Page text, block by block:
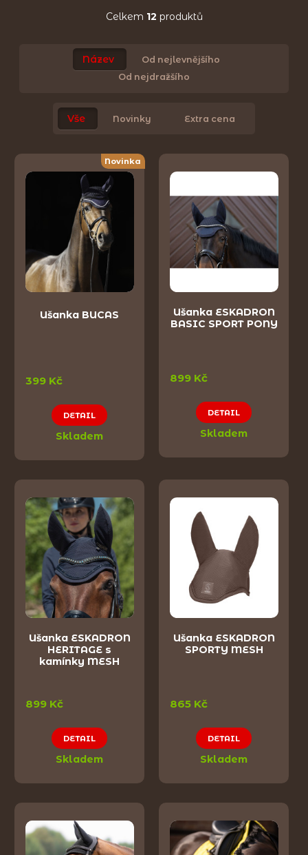
Celkem 12 produktů
Název
Od nejlevnějšího
Od nejdražšího
Vše Novinky Extra cena
Novinka
Ušanka BUCAS
399 Kč
DETAIL
Skladem
Ušanka ESKADRON
BASIC SPORT PONY
899 Kč
DETAIL
Skladem
Ušanka ESKADRON
HERITAGE s
kamínky MESH
899 Kč
DETAIL
Skladem
Ušanka ESKADRON
SPORTY MESH
865 Kč
DETAIL
Skladem